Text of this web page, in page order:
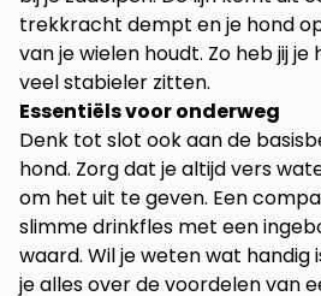
trekkracht dempt en je hond
van je wielen houdt. Zo heb jij je
veel stabieler zitten.
Essentiëls voor onderweg
Denk tot slot ook aan de
hond. Zorg dat je altijd vers
om het uit te geven. Een
slimme drinkfles met een
waard. Wil je weten wat handig
je alles over de voordelen van